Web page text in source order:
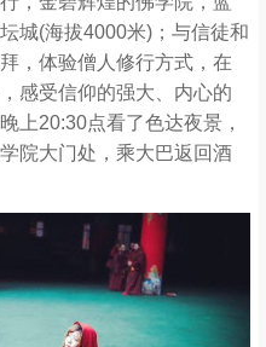
城(海拔4000米)；与信徒和
，体验僧人修行方式，在
感受信仰的强大、内心的
上20:30点看了色达夜景，
院大门处，乘大巴返回酒